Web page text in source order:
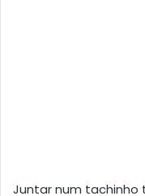
Juntar num tachinho